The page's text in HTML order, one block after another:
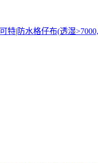
特|防水格仔布(透湿